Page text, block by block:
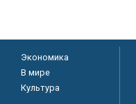
Экономика
В мире
Культура